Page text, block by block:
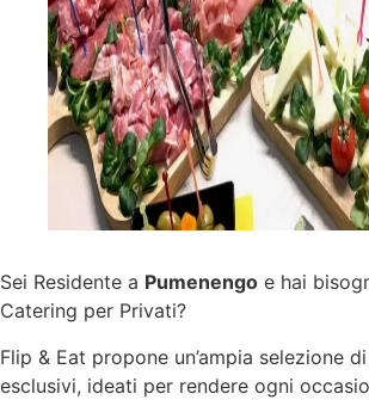
Sei Residente a Pumenengo e hai
Catering per Privati?
Flip & Eat propone un’ampia selezione di
esclusivi, ideati per rendere ogni